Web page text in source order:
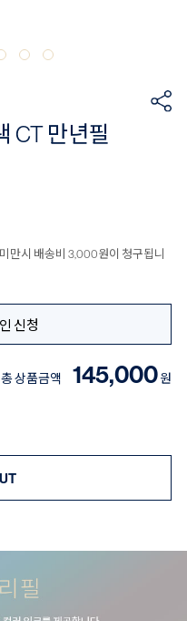
CT 만년필
만시 배송비 3,000원이 청구됩니
신청
총 상품금액 145,000원